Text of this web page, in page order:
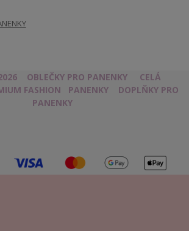
OBLEČKY PRO PANENKY
CELÁ
FASHION PANENKY
DOPLŇKY PRO
PANENKY